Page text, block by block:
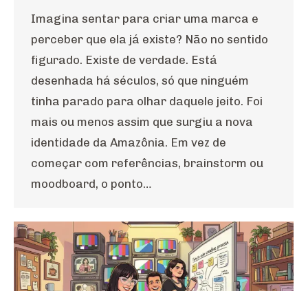
Imagina sentar para criar uma marca e
perceber que ela já existe? Não no sentido
figurado. Existe de verdade. Está
desenhada há séculos, só que ninguém
tinha parado para olhar daquele jeito. Foi
mais ou menos assim que surgiu a nova
identidade da Amazônia. Em vez de
começar com referências, brainstorm ou
moodboard, o ponto…